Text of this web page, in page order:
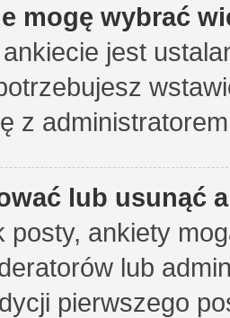
mogę wybrać
jest
z
lub usunąć
posty, ankiety
lub
pierwszego